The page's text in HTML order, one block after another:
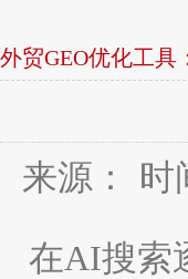
外贸GEO优化工
来源： 时
在AI搜索